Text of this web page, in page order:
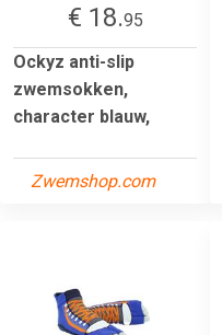
€ 18.95
Ockyz anti-slip
zwemsokken,
character blauw,
Zwemshop.com